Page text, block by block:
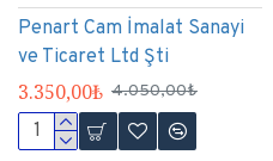
Penart Cam İmalat Sanayi
ve Ticaret Ltd Şti
3.350,00₺ 4.050,00₺